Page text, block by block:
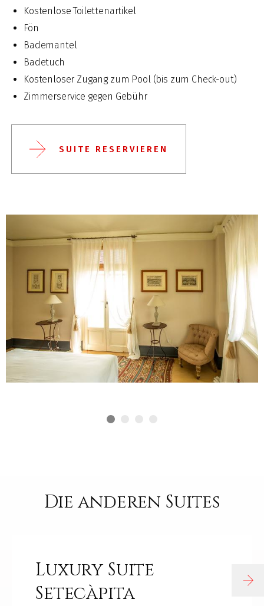
Kostenlose Toilettenartikel
Fön
Bademantel
Badetuch
Kostenloser Zugang zum Pool (bis zum Check-out)
Zimmerservice gegen Gebühr
SUITE RESERVIEREN
Die anderen Suites
Luxury Suite
Setecàpita